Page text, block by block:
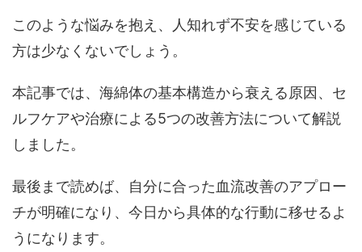
このような悩みを抱え、人知れず不安を感じている
方は少なくないでしょう。
本記事では、 海綿体の基本構造から衰える原因、セ
ルフケアや治療による5つの改善方法について解説
しました。
最後まで読めば、自分に合った血流改善のアプロー
チが明確になり、今日から具体的な行動に移せるよ
うになります。